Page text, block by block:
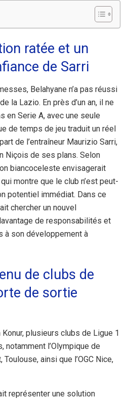
ratée et un
de Sarri
Belahyane n’a pas réussi
la Lazio. En près d’un an, il ne
en Serie A, avec une seule
de temps de jeu traduit un réel
de l’entraîneur Maurizio Sarri,
Niçois de ses plans. Selon
biancoceleste envisagerait
montre que le club n’est peut-
potentiel immédiat. Dans ce
chercher un nouvel
de responsabilités et
son développement à
de clubs de
de sortie
plusieurs clubs de Ligue 1
notamment l’Olympique de
ainsi que l’OGC Nice,
représenter une solution